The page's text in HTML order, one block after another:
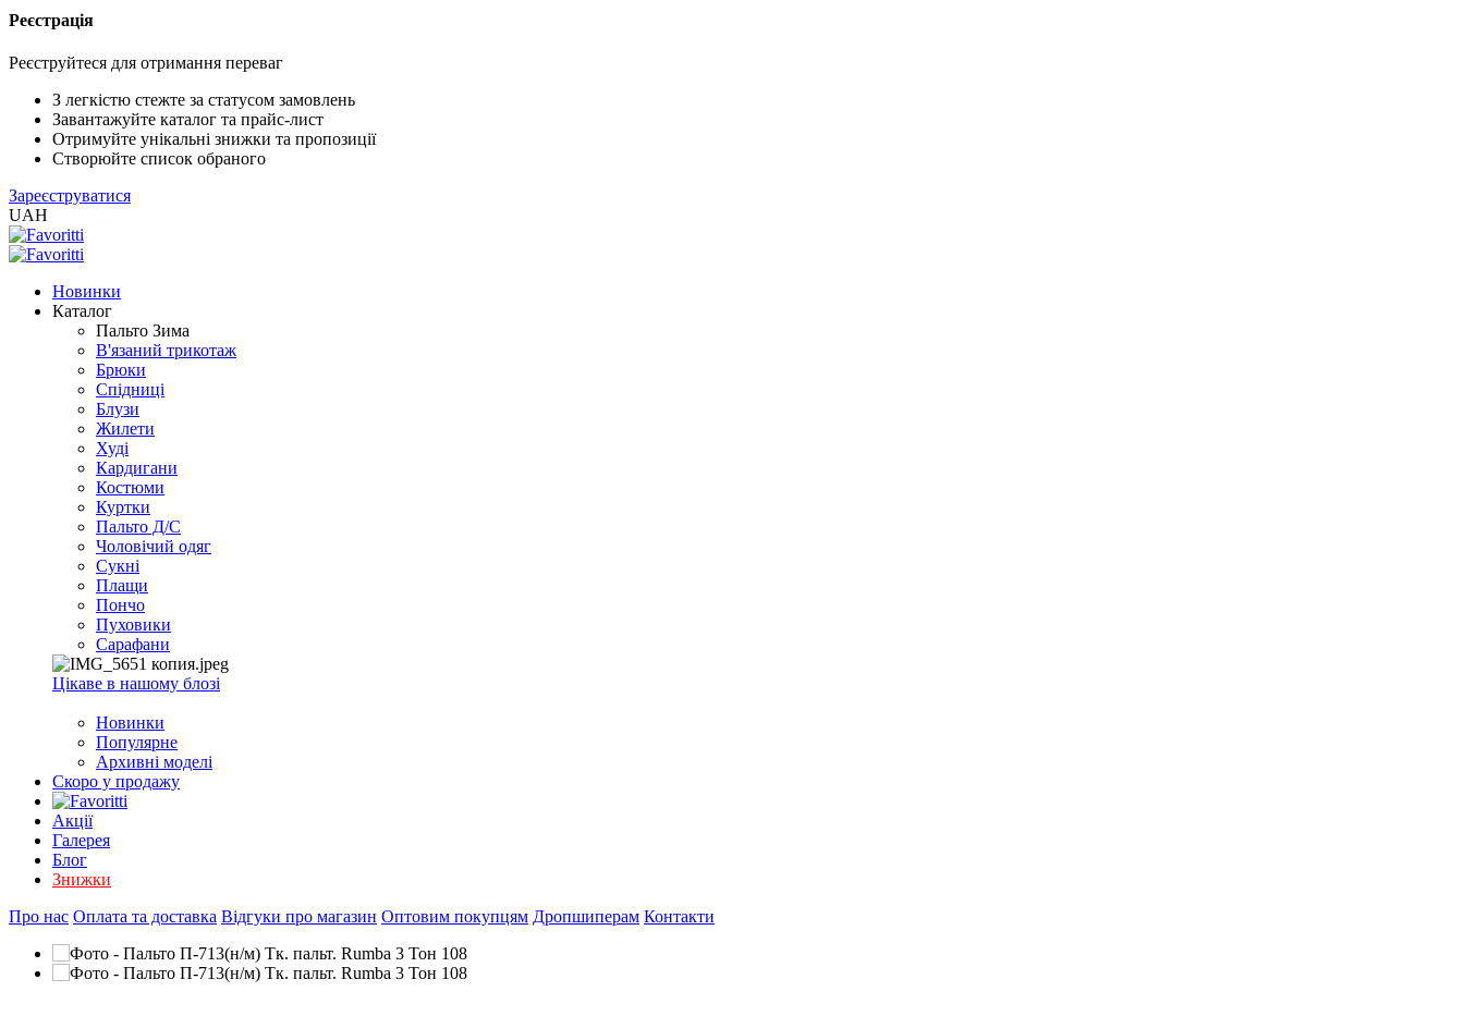
Реєстрація
Реєструйтеся для отримання переваг
З легкістю стежте за статусом замовлень
Завантажуйте каталог та прайс-лист
Отримуйте унікальні знижки та пропозиції
Створюйте список обраного
Зареєструватися
UAH
Новинки
Каталог
Пальто Зима
В'язаний трикотаж
Брюки
Спідниці
Блузи
Жилети
Худі
Кардигани
Костюми
Куртки
Пальто Д/С
Чоловічий одяг
Сукні
Плащи
Пончо
Пуховики
Сарафани
Цікаве в нашому блозі
Новинки
Популярне
Архивні моделі
Скоро у продажу
Акції
Галерея
Блог
Знижки
Про нас Оплата та доставка Відгуки про магазин Оптовим покупцям Дропшиперам Контакти
/
2005
(Розн.)
/
EXCEL
2005
(Опт)
XLSX